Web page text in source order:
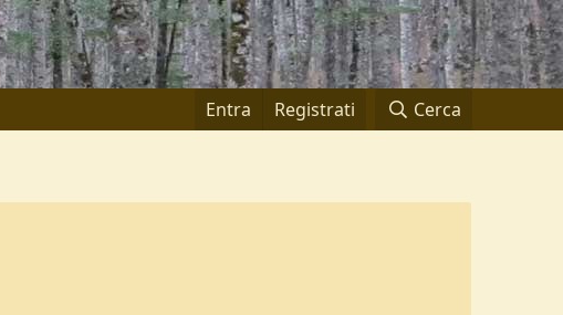
Entra Registrati Cerca